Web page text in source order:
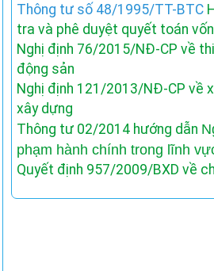
Thông tư số 48/1995/TT-BTC
tra và phê duyệt quyết toán
Nghị định 76/2015/NĐ-CP về
động sản
Nghị định 121/2013/NĐ-CP về
xây dựng
Thông tư 02/2014 hướng dẫn
phạm hành chính trong lĩnh
Quyết định 957/2009/BXD về